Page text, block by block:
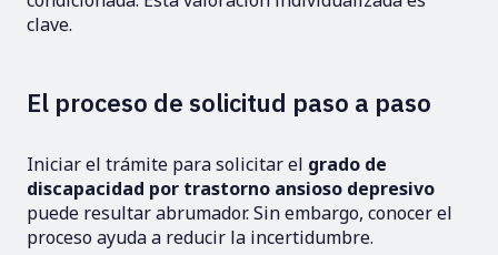
clave.
El proceso de solicitud paso a paso
Iniciar el trámite para solicitar el grado de
discapacidad por trastorno ansioso depresivo
puede resultar abrumador. Sin embargo, conocer el
proceso ayuda a reducir la incertidumbre.